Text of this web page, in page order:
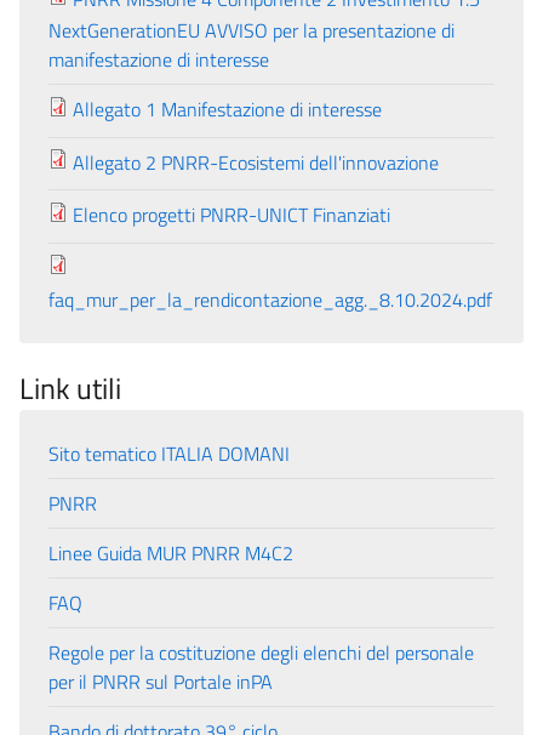
NextGenerationEU AVVISO per la presentazione di
manifestazione di interesse
Allegato 1 Manifestazione di interesse
Allegato 2 PNRR-Ecosistemi dell'innovazione
Elenco progetti PNRR-UNICT Finanziati
faq_mur_per_la_rendicontazione_agg._8.10.2024.pdf
Link utili
Sito tematico ITALIA DOMANI
PNRR
Linee Guida MUR PNRR M4C2
FAQ
Regole per la costituzione degli elenchi del personale
per il PNRR sul Portale inPA